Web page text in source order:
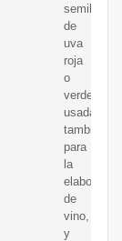
semillas
de
uva
roja
o
verde,
usadas
también
para
la
de
vino,
y